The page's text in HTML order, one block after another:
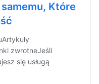
Które
zwrotneJeśli
się usługą